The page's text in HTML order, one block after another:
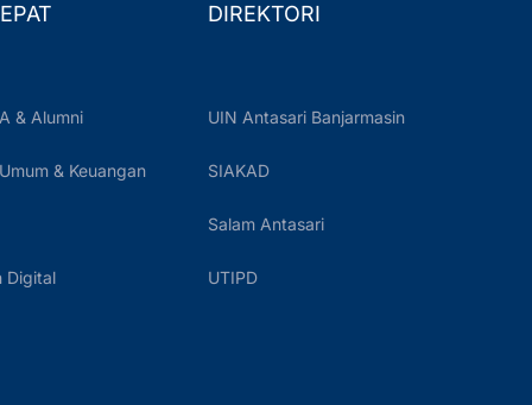
& Alumni
& Keuangan
Digital
DIREKTORI
UIN Antasari Banjarmasin
SIAKAD
Salam Antasari
UTIPD